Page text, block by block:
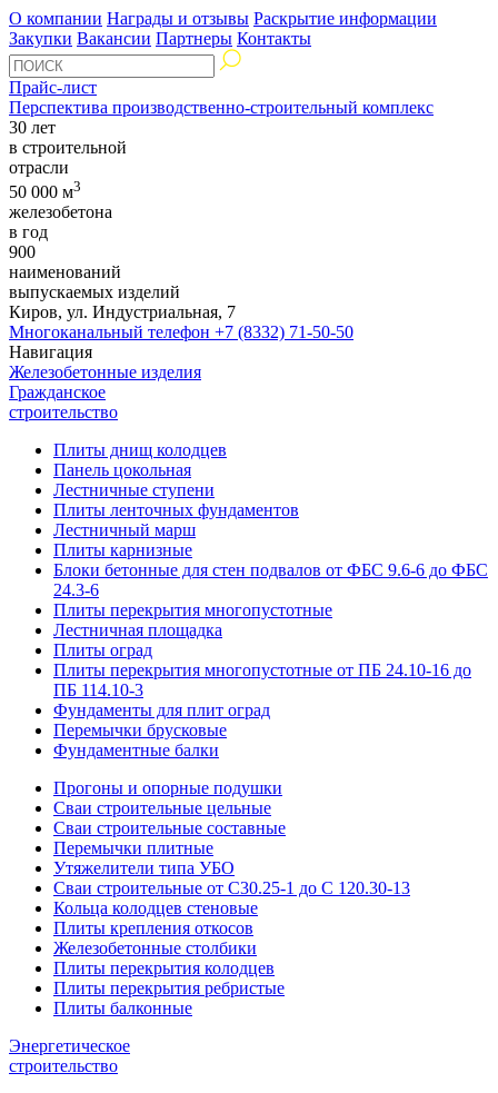
О компании Награды и отзывы Раскрытие информации
Закупки Вакансии Партнеры Контакты
Прайс-лист
Перспектива производственно-строительный комплекс
30 лет
в строительной
отрасли
50 000 м3
железобетона
в год
900
наименований
выпускаемых изделий
Киров, ул. Индустриальная, 7
Многоканальный телефон +7 (8332) 71-50-50
Навигация
Железобетонные изделия
Гражданское
строительство
Плиты днищ колодцев
Панель цокольная
Лестничные ступени
Плиты ленточных фундаментов
Лестничный марш
Плиты карнизные
Блоки бетонные для стен подвалов от ФБС 9.6-6 до ФБС
24.3-6
Плиты перекрытия многопустотные
Лестничная площадка
Плиты оград
Плиты перекрытия многопустотные от ПБ 24.10-16 до
ПБ 114.10-3
Фундаменты для плит оград
Перемычки брусковые
Фундаментные балки
Прогоны и опорные подушки
Сваи строительные цельные
Сваи строительные составные
Перемычки плитные
Утяжелители типа УБО
Сваи строительные от С30.25-1 до С 120.30-13
Кольца колодцев стеновые
Плиты крепления откосов
Железобетонные столбики
Плиты перекрытия колодцев
Плиты перекрытия ребристые
Плиты балконные
Энергетическое
строительство